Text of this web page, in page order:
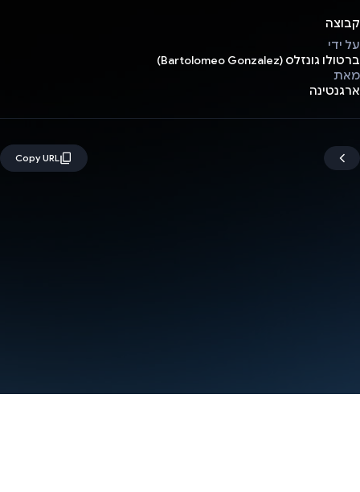
קבוצה
על ידי
ברטולו גונזלס (Bartolomeo Gonzalez)
מאת
ארגנטינה